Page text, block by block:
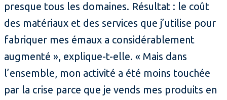
presque tous les domaines. Résultat : le coût
des matériaux et des services que j’utilise pour
fabriquer mes émaux a considérablement
augmenté », explique-t-elle. « Mais dans
l’ensemble, mon activité a été moins touchée
par la crise parce que je vends mes produits en